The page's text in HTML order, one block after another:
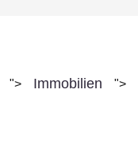
"> Immobilien ">